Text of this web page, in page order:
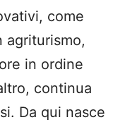
come
agriturismo,
in ordine
continua
Da qui nasce